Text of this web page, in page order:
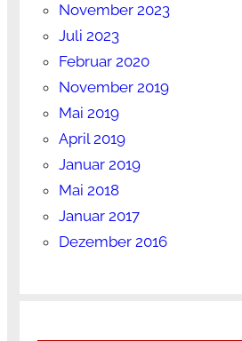
November 2023
Juli 2023
Februar 2020
November 2019
Mai 2019
April 2019
Januar 2019
Mai 2018
Januar 2017
Dezember 2016